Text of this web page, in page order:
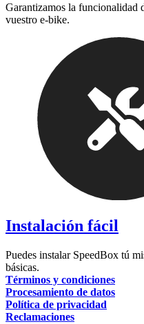
Garantizamos la funcionalidad
vuestro e-bike.
Instalación fácil
Puedes instalar SpeedBox tú
básicas.
Términos y condiciones
Procesamiento de datos
Política de privacidad
Reclamaciones